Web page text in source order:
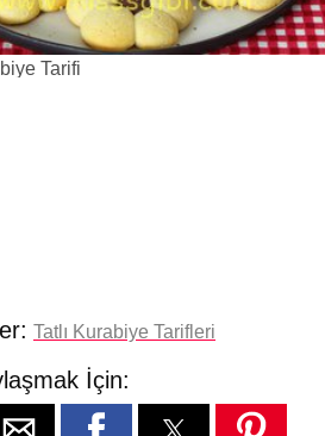
Tarifi
Tatlı Kurabiye Tarifleri
İçin: